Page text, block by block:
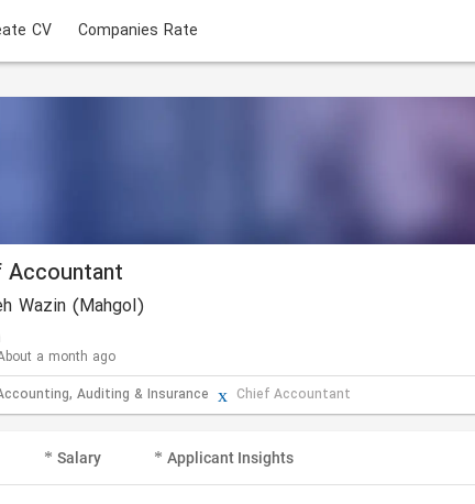
CV Companies Rate
Accountant
Wazin (Mahgol)
a month ago
Auditing & Insurance Chief Accountant
Salary Applicant Insights